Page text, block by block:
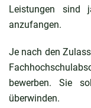
Leistungen sind
anzufangen.
Je nach den
bewerben. Sie
überwinden.